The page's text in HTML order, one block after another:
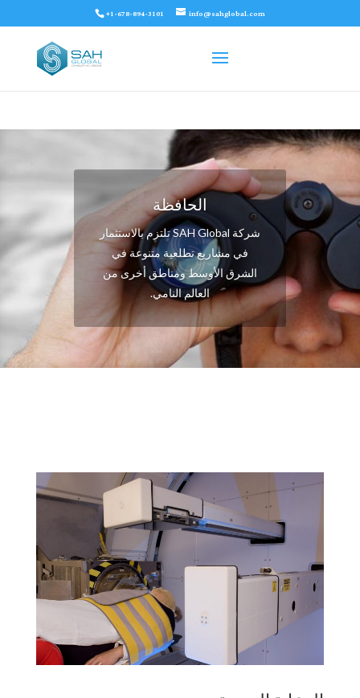
+1-678-894-3101 info@sahglobal.com
الحافظة
شركة SAH Global تلتزم بالاستثمار
في مشاريع تطلعية متنوعة في
الشرق الأوسط ومناطق أخرى من
العالم النامي.